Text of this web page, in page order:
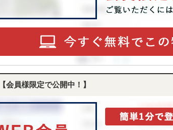
【会員様限定で公開中！】